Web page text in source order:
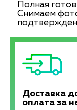
Полная
Снимаем
Доставка
оплата за